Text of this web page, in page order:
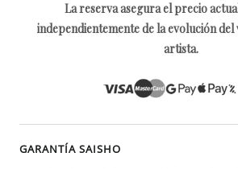
La reserva asegura el precio
independientemente de la evolución
artista.
GARANTÍA SAISHO